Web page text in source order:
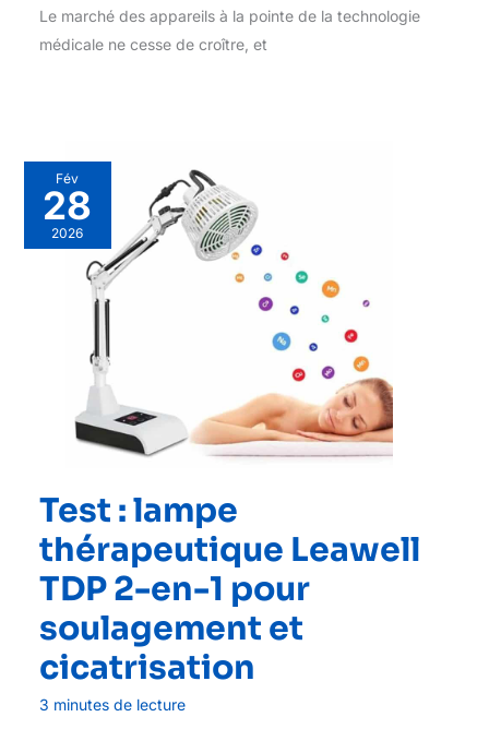
Le marché des appareils à la pointe de la technologie
médicale ne cesse de croître, et
Fév
28
2026
Test : lampe
thérapeutique Leawell
TDP 2-en-1 pour
soulagement et
cicatrisation
3 minutes de lecture